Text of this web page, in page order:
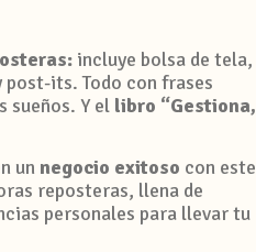
incluye bolsa de tela,
its. Todo con frases
sueños. Y el libro “Gestiona,
un negocio exitoso con este
reposteras, llena de
personales para llevar tu